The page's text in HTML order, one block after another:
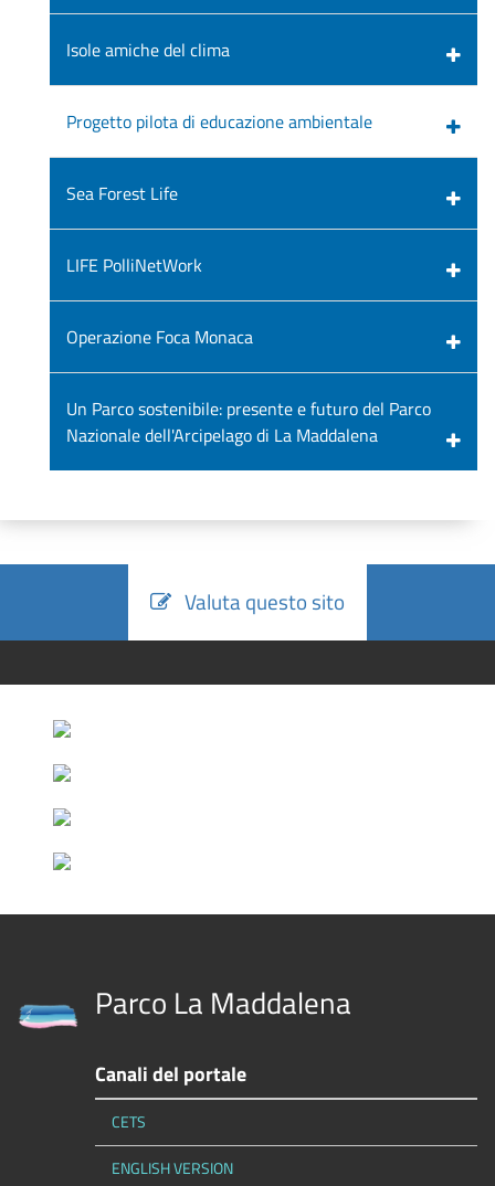
Isole amiche del clima
Progetto pilota di educazione ambientale
Sea Forest Life
LIFE PolliNetWork
Operazione Foca Monaca
Un Parco sostenibile: presente e futuro del Parco
Nazionale dell'Arcipelago di La Maddalena
Valuta questo sito
Parco La Maddalena
Canali del portale
CETS
ENGLISH VERSION